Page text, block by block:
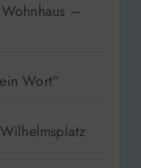
–
Wort“